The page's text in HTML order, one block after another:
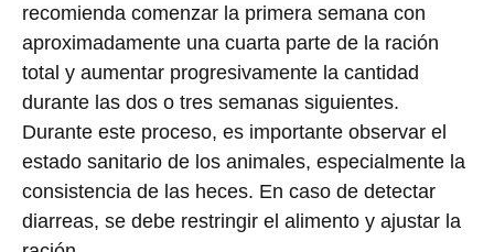
recomienda comenzar la primera semana con
aproximadamente una cuarta parte de la ración
total y aumentar progresivamente la cantidad
durante las dos o tres semanas siguientes.
Durante este proceso, es importante observar el
estado sanitario de los animales, especialmente la
consistencia de las heces. En caso de detectar
diarreas, se debe restringir el alimento y ajustar la